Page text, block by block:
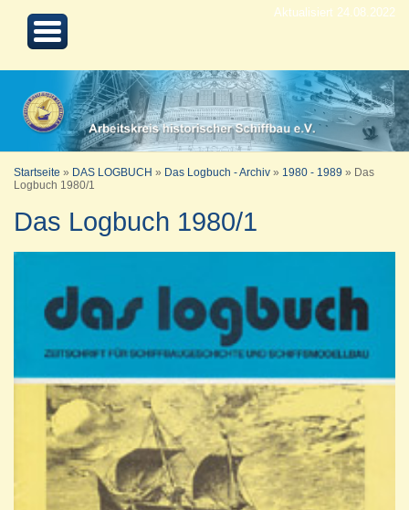
Aktualisiert 24.08.2022
Startseite » DAS LOGBUCH » Das Logbuch - Archiv » 1980 - 1989 »
Das
Logbuch 1980/1
Das Logbuch 1980/1